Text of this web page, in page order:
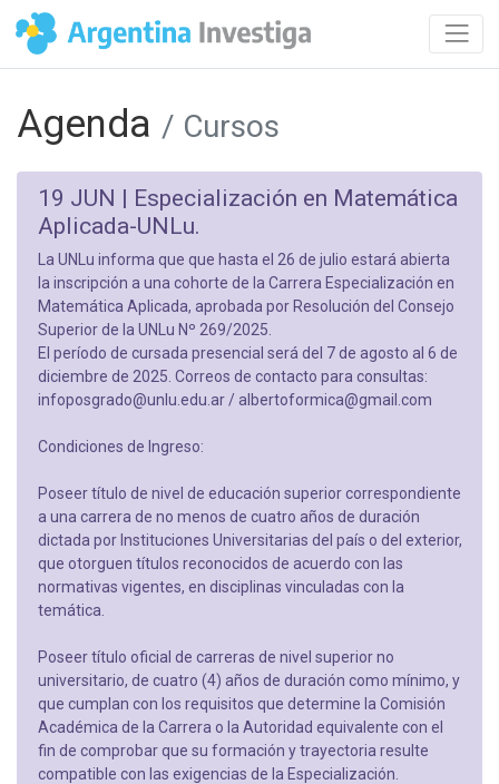
Agenda / Cursos
19 JUN | Especialización en Matemática
Aplicada-UNLu.
La UNLu informa que que hasta el 26 de julio estará abierta
la inscripción a una cohorte de la Carrera Especialización en
Matemática Aplicada, aprobada por Resolución del Consejo
Superior de la UNLu Nº 269/2025.
El período de cursada presencial será del 7 de agosto al 6 de
diciembre de 2025. Correos de contacto para consultas:
infoposgrado@unlu.edu.ar / albertoformica@gmail.com
Condiciones de Ingreso:
Poseer título de nivel de educación superior correspondiente
a una carrera de no menos de cuatro años de duración
dictada por Instituciones Universitarias del país o del exterior,
que otorguen títulos reconocidos de acuerdo con las
normativas vigentes, en disciplinas vinculadas con la
temática.
Poseer título oficial de carreras de nivel superior no
universitario, de cuatro (4) años de duración como mínimo, y
que cumplan con los requisitos que determine la Comisión
Académica de la Carrera o la Autoridad equivalente con el
fin de comprobar que su formación y trayectoria resulte
compatible con las exigencias de la Especialización.